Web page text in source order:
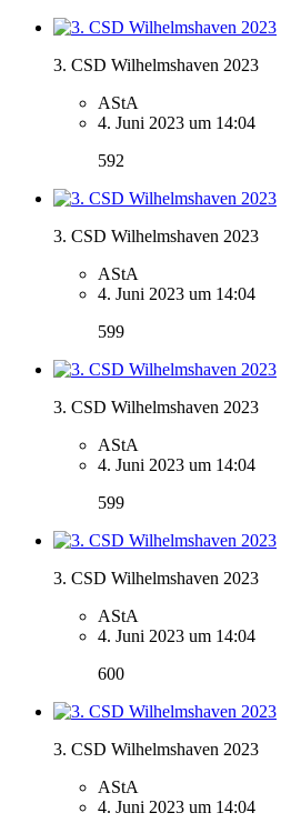
3. CSD Wilhelmshaven 2023
AStA
4. Juni 2023 um 14:04
592
3. CSD Wilhelmshaven 2023
AStA
4. Juni 2023 um 14:04
599
3. CSD Wilhelmshaven 2023
AStA
4. Juni 2023 um 14:04
599
3. CSD Wilhelmshaven 2023
AStA
4. Juni 2023 um 14:04
600
3. CSD Wilhelmshaven 2023
AStA
4. Juni 2023 um 14:04